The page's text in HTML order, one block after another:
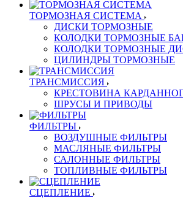
ТОРМОЗНАЯ СИСТЕМА
ДИСКИ ТОРМОЗНЫЕ
КОЛОДКИ ТОРМОЗНЫЕ
КОЛОДКИ ТОРМОЗНЫЕ
ЦИЛИНДРЫ ТОРМОЗНЫЕ
ТРАНСМИССИЯ
КРЕСТОВИНА
ШРУСЫ И ПРИВОДЫ
ФИЛЬТРЫ
ВОЗДУШНЫЕ ФИЛЬТРЫ
МАСЛЯНЫЕ ФИЛЬТРЫ
САЛОННЫЕ ФИЛЬТРЫ
ТОПЛИВНЫЕ ФИЛЬТРЫ
СЦЕПЛЕНИЕ